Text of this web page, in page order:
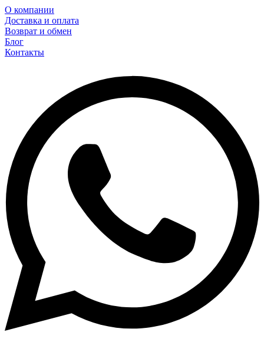
О компании
Доставка и оплата
Возврат и обмен
Блог
Контакты